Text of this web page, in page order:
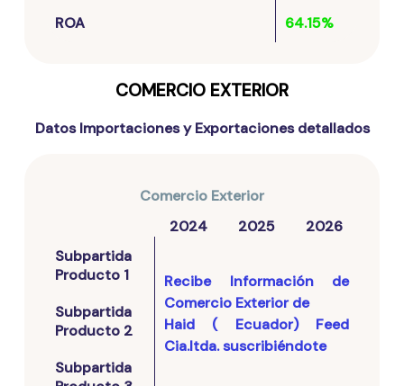
ROA
64.15%
COMERCIO EXTERIOR
Datos Importaciones y Exportaciones detallados
Comercio Exterior
2024
2025
2026
Subpartida
Producto 1
Recibe Información de
Comercio Exterior de
Haid ( Ecuador) Feed
Cia.ltda.suscribiéndote
Subpartida
Producto 2
Subpartida